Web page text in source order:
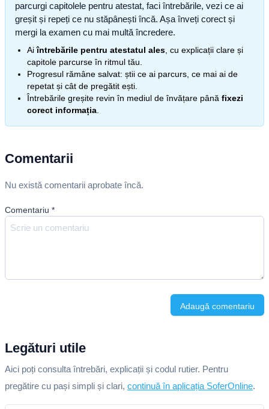
parcurgi capitolele pentru atestat, faci întrebările, vezi ce ai
greșit și repeți ce nu stăpânești încă. Așa înveți corect și
mergi la examen cu mai multă încredere.
Aiîntrebările pentru atestatul ales , cu explicații clare și
capitole parcurse în ritmul tău.
Progresul rămâne salvat: știi ce ai parcurs, ce mai ai de
repetat și cât de pregătit ești.
Întrebările greșite revin în mediul de învățare până fixezi
corect informația
Comentarii
Nu există comentarii aprobate încă.
Comentariu *
Adaugă comentariu
Legături utile
Aici poți consulta întrebări, explicații și codul rutier. Pentru
pregătire cu pași simpli și clari, continuă în aplicația SoferOnline.